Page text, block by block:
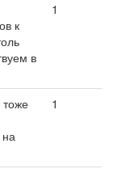
к
в
1
тоже
на
1